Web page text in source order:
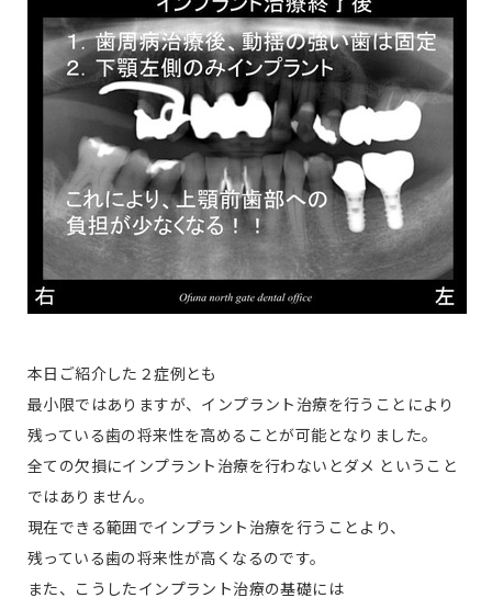
本日ご紹介した２症例とも
最小限ではありますが、インプラント治療を行うことにより
残っている歯の将来性を高めることが可能となりました。
全ての欠損にインプラント治療を行わないとダメ ということ
ではありません。
現在できる範囲でインプラント治療を行うことより、
残っている歯の将来性が高くなるのです。
また、こうしたインプラント治療の基礎には